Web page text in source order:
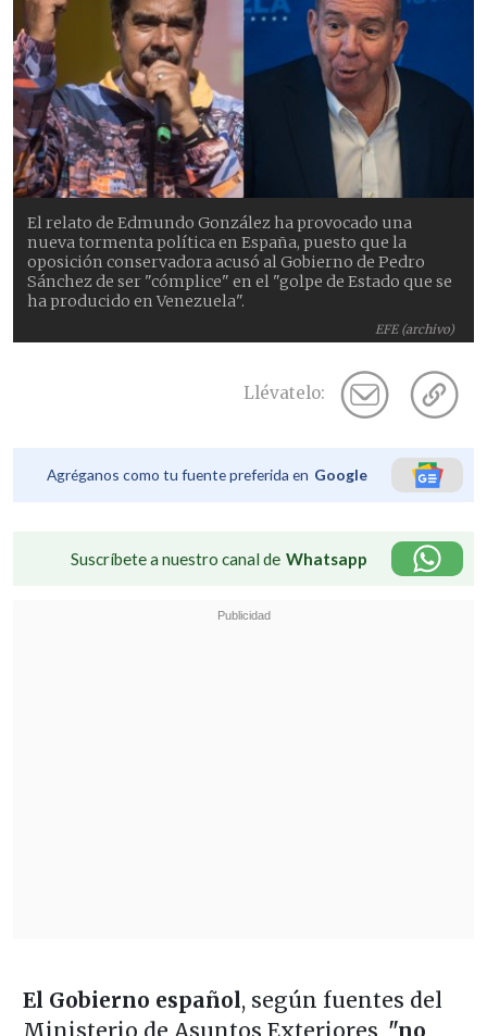
EFE (archivo)
El relato de Edmundo González ha provocado una
nueva tormenta política en España, puesto que la
oposición conservadora acusó al Gobierno de Pedro
Sánchez de ser "cómplice" en el "golpe de Estado que se
ha producido en Venezuela".
Llévatelo:
Agréganos como tu fuente preferida en Google
Suscríbete a nuestro canal de Whatsapp
El Gobierno español, según fuentes del
Ministerio de Asuntos Exteriores, "no